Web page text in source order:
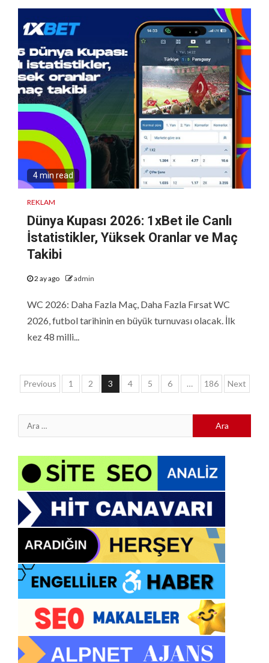
4 min read
REKLAM
Dünya Kupası 2026: 1xBet ile Canlı
İstatistikler, Yüksek Oranlar ve Maç
Takibi
2 ay ago admin
WC 2026: Daha Fazla Maç, Daha Fazla Fırsat WC
2026, futbol tarihinin en büyük turnuvası olacak. İlk
kez 48 milli...
Yazı
Previous 1 2 3 4 5 6 … 186 Next
Arama: